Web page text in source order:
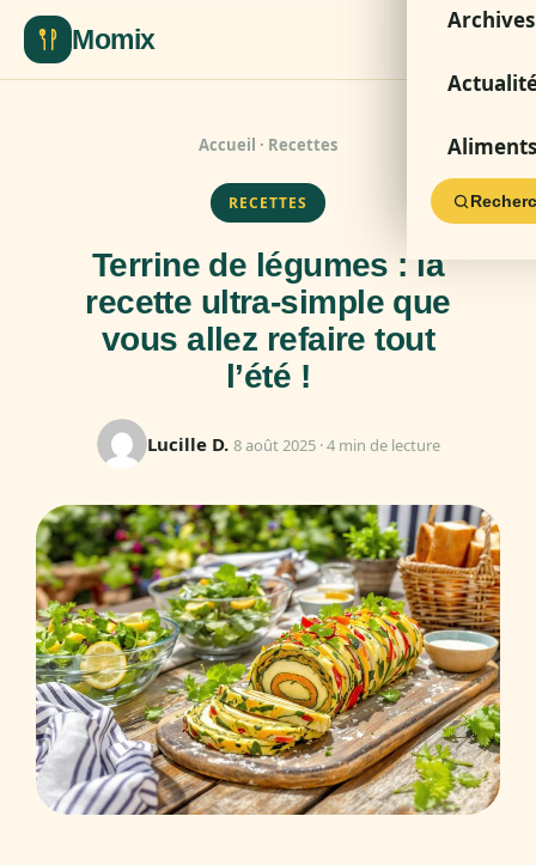
Momix
Archives
Aliments
Accueil · Recettes
RECETTES
Terrine de légumes : la
recette ultra-simple que
vous allez refaire tout
l’été !
Lucille D. 8 août 2025 · 4 min de lecture